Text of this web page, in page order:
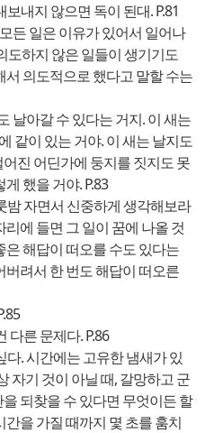
내지 않으면 독이 된대. P.81
든 일은 이유가 있어서 일어나
도하지 않은 일들이 생기기도
의도적으로 했다고 말할 수는
날아갈 수 있다는 거지. 이 새는
같이 있는 거야. 이 새는 날지도
진 어딘가에 둥지를 짓지도 못
했을 거야. P.83
밤 자면서 신중하게 생각해보라
에 들면 그 일이 꿈에 나올 것
은 해답이 떠오를 수도 있다는
버려서 한 번도 해답이 떠오른
다른 문제다. P.86
. 시간에는 고유한 냄새가 있
자기 것이 아닐 때, 갈망하고 군
되찾을 수 있다면 무엇이든 할
을 가질 때까지 몇 초를 훔치